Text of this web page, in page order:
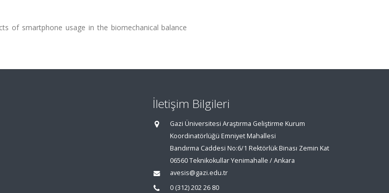
of smartphone usage in the biomechanical balance
İletişim Bilgileri
Gazi Üniversitesi Araştırma Geliştirme Kurum
Koordinatörlüğü Emniyet Mahallesi
Bandırma Caddesi No:6/1 Rektörlük Binası Zemin Kat
06560 Teknikokullar Yenimahalle / Ankara
avesis@gazi.edu.tr
0 (312) 202 26 80